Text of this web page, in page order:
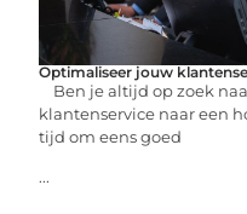
Optimaliseer jouw
Ben je altijd op zoek
klantenservice naar een
tijd om eens goed
...